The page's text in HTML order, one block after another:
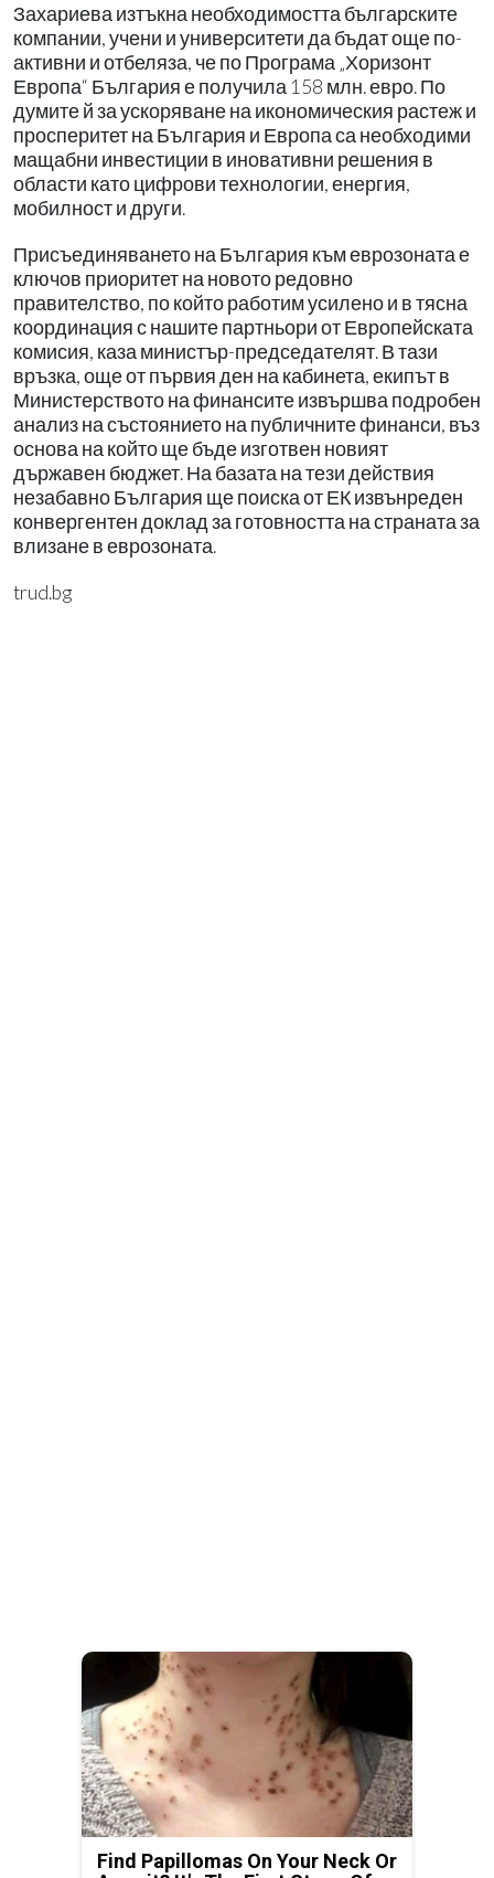
Захариева изтъкна необходимостта българските
компании, учени и университети да бъдат още по-
активни и отбеляза, че по Програма „Хоризонт
Европа“ България е получила 158 млн. евро. По
думите й за ускоряване на икономическия растеж и
просперитет на България и Европа са необходими
мащабни инвестиции в иновативни решения в
области като цифрови технологии, енергия,
мобилност и други.
Присъединяването на България към еврозоната е
ключов приоритет на новото редовно
правителство, по който работим усилено и в тясна
координация с нашите партньори от Европейската
комисия, каза министър-председателят. В тази
връзка, още от първия ден на кабинета, екипът в
Министерството на финансите извършва подробен
анализ на състоянието на публичните финанси, въз
основа на който ще бъде изготвен новият
държавен бюджет. На базата на тези действия
незабавно България ще поиска от ЕК извънреден
конвергентен доклад за готовността на страната за
влизане в еврозоната.
trud.bg
Find Papillomas On Your Neck Or